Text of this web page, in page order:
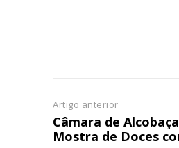
Artigo anterior
Câmara de
Mostra de Doces